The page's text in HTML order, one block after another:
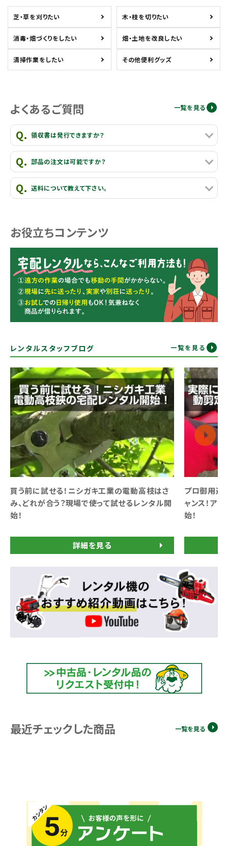
芝・草を刈りたい 木・枝を切りたい
消毒・畑づくりをしたい 畑・土地を改良したい
清掃作業をしたい その他便利グッズ
よくあるご質問 一覧を見る
領収書は発行できますか？
部品の注文は可能ですか？
送料について教えて下さい。
お役立ちコンテンツ
レンタルスタッフブログ 一覧を見る
買う前に試せる！ニシガキ工業の電動高枝はさ
み、どれが合う？現場で使って試せるレンタル開
始！
詳細を見る
プロ御用達
ャンス！ア
始！
最近チェックした商品 一覧を見る